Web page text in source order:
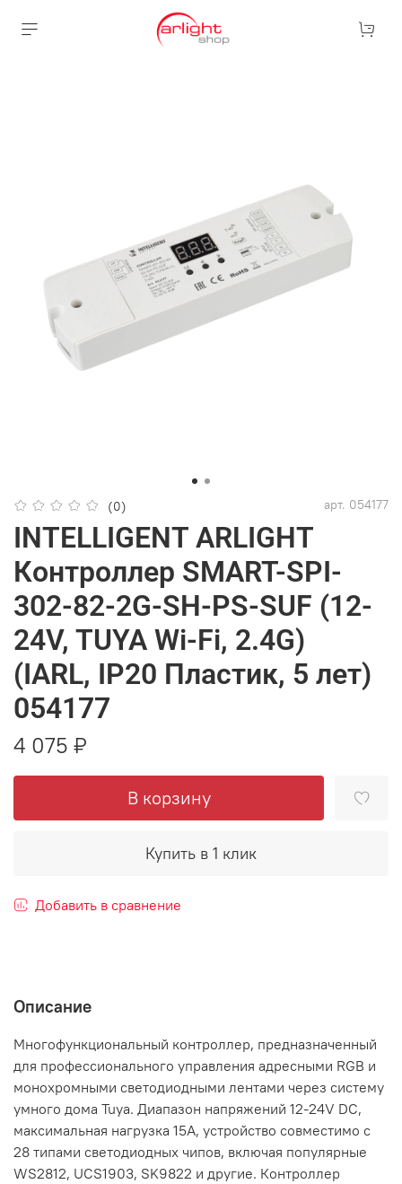
(0) арт. 054177
INTELLIGENT ARLIGHT
Контроллер SMART-SPI-
302-82-2G-SH-PS-SUF (12-
24V, TUYA Wi-Fi, 2.4G)
(IARL, IP20 Пластик, 5 лет)
054177
4 075 ₽
В корзину
Купить в 1 клик
Добавить в сравнение
Описание
Многофункциональный контроллер, предназначенный
для профессионального управления адресными RGB и
монохромными светодиодными лентами через систему
умного дома Tuya. Диапазон напряжений 12-24V DC,
максимальная нагрузка 15А, устройство совместимо с
28 типами светодиодных чипов, включая популярные
WS2812, UCS1903, SK9822 и другие. Контроллер